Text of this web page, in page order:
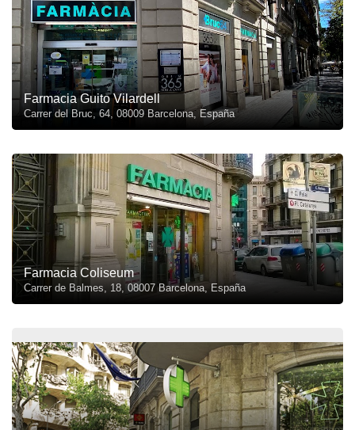
Farmacia Guito Vilardell
Carrer del Bruc, 64, 08009 Barcelona, España
Farmacia Coliseum
Carrer de Balmes, 18, 08007 Barcelona, España